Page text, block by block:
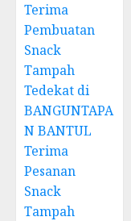
Terima
Pembuatan
Snack
Tampah
Tedekat di
BANGUNTAPA
N BANTUL
Terima
Pesanan
Snack
Tampah